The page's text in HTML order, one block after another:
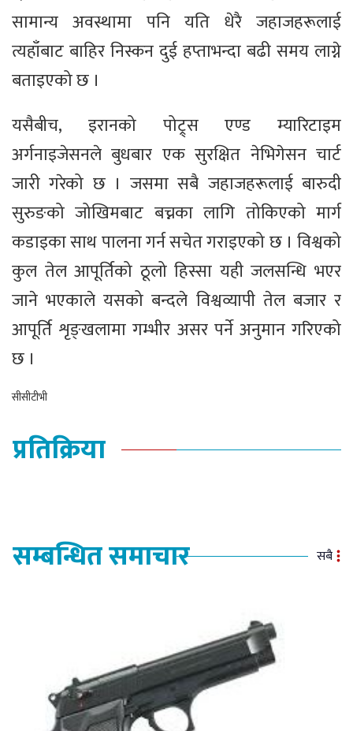
सामान्य अवस्थामा पनि यति धेरै जहाजहरूलाई
त्यहाँबाट बाहिर निस्कन दुई हप्ताभन्दा बढी समय लाग्ने
बताइएको छ ।
यसैबीच, इरानको पोट्र्स एण्ड म्यारिटाइम
अर्गनाइजेसनले बुधबार एक सुरक्षित नेभिगेसन चार्ट
जारी गरेको छ । जसमा सबै जहाजहरूलाई बारुदी
सुरुङको जोखिमबाट बच्नका लागि तोकिएको मार्ग
कडाइका साथ पालना गर्न सचेत गराइएको छ । विश्वको
कुल तेल आपूर्तिको ठूलो हिस्सा यही जलसन्धि भएर
जाने भएकाले यसको बन्दले विश्वव्यापी तेल बजार र
आपूर्ति शृङ्खलामा गम्भीर असर पर्ने अनुमान गरिएको
छ ।
सीसीटीभी
प्रतिक्रिया
सम्बन्धित समाचार सबै